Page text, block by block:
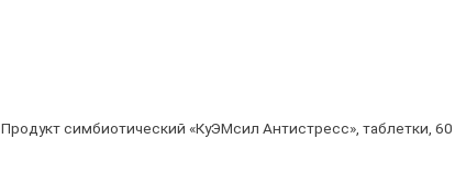
Продукт симбиотический «КуЭМсил Антистресс», таблетки,